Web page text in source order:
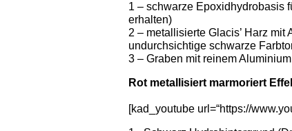
1 – schwarze Epoxidhydrobasis
erhalten)
2 – metallisierte Glacis’ Harz
undurchsichtige schwarze
3 – Graben mit reinem
Rot metallisiert marmoriert
[kad_youtube url=“https://